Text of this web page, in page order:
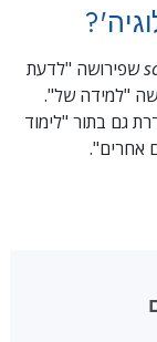
שפירושה "לדעת
"למידה של".
גם בתור "לימוד
אחרים".